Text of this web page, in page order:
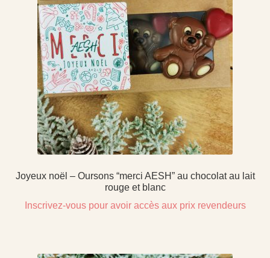
Joyeux noël – Oursons “merci AESH” au chocolat au lait
rouge et blanc
Inscrivez-vous pour avoir accès aux prix revendeurs